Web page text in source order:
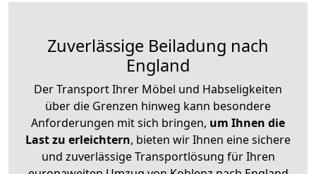
Zuverlässige Beiladung nach
England
Der Transport Ihrer Möbel und Habseligkeiten
über die Grenzen hinweg kann besondere
Anforderungen mit sich bringen, um Ihnen die
Last zu erleichtern, bieten wir Ihnen eine sichere
und zuverlässige Transportlösung für Ihren